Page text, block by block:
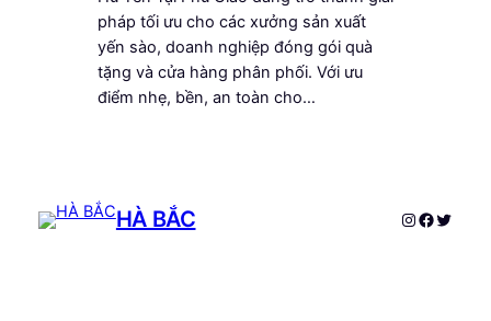
pháp tối ưu cho các xưởng sản xuất
yến sào, doanh nghiệp đóng gói quà
tặng và cửa hàng phân phối. Với ưu
điểm nhẹ, bền, an toàn cho…
HÀ BẮC Instagram